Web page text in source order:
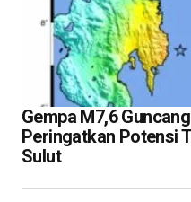
Gempa M7,6
Peringatkan Potensi
Sulut